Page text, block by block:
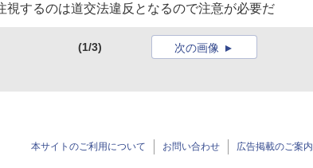
視するのは道交法違反となるので注意が必要だ
(1/3) 次の画像
本サイトのご利用について お問い合わせ 広告掲載のご案内